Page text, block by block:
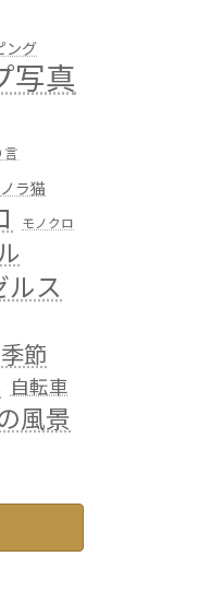
ング
写真
言
ノラ猫
モノクロ
ルス
季節
自転車
風景